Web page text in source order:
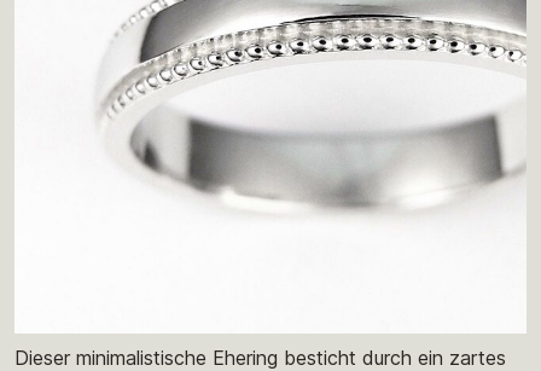
Dieser minimalistische Ehering besticht durch ein zartes